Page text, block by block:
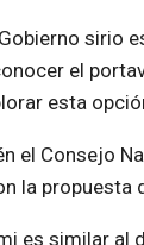
sirio
el
esta
el Consejo
la propuesta
es similar al